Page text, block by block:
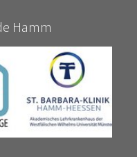
Hamm